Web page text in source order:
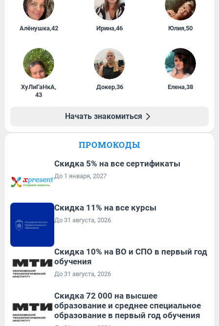
Алёнушка,42 Ирина,46 Юлия,50
ХуЛиГаНкА,
43
Докер,36 Елена,38
Начать знакомиться
ПРОМОКОДЫ
Скидка 5% на все сертификаты
До 1 января, 2027
Скидка 11% на все курсы
До 31 августа, 2026
Скидка 10% на ВО и СПО в первый год
обучения
До 31 августа, 2026
Скидка 72 000 на высшее
образование и среднее специальное
образование в первый год обучения